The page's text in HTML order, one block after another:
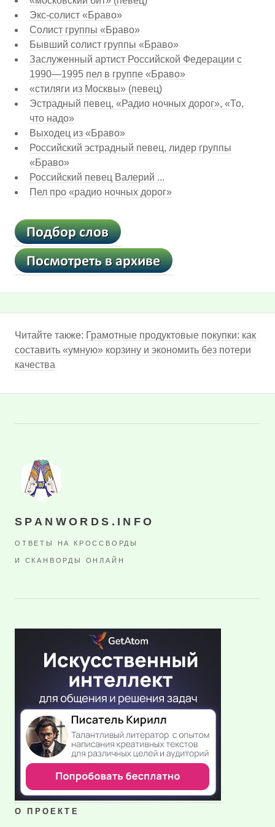
Экс-солист «Браво»
Солист группы «Браво»
Бывший солист группы «Браво»
Заслуженный артист Российской Федерации с
1990—1995 пел в группе «Браво»
«стиляги из Москвы» (певец)
Эстрадный певец, «Радио ночных дорог», «То,
что надо»
Выходец из «Браво»
Российский эстрадный певец, лидер группы
«Браво»
Российский певец Валерий ...
Пел про «радио ночных дорог»
Читайте также: Грамотные продуктовые покупки: как
составить «умную» корзину и экономить без потери
качества
SPANWORDS.INFO
ОТВЕТЫ НА КРОССВОРДЫ
И СКАНВОРДЫ ОНЛАЙН
О ПРОЕКТЕ